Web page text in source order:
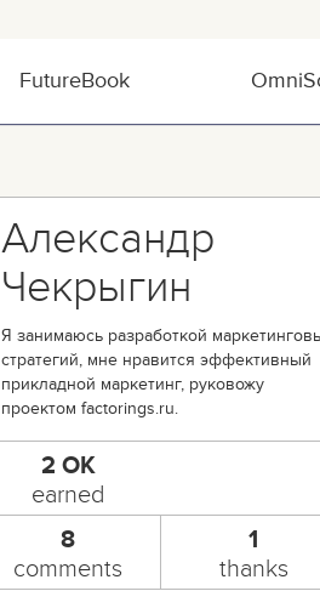
FutureBook
Александр
Чекрыгин
Я занимаюсь разработкой
стратегий, мне нравится эффективный
прикладной маркетинг, руковожу
проектом factorings.ru.
2 OK
earned
8
comments
1
thanks